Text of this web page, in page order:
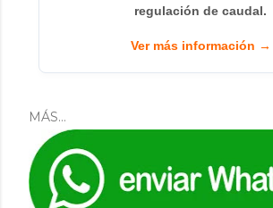
regulación de caudal.
Ver más información →
MÁS…